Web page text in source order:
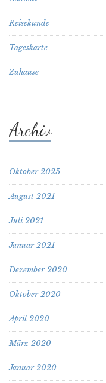
Reisekunde
Tageskarte
Zuhause
Archiv
Oktober 2025
August 2021
Juli 2021
Januar 2021
Dezember 2020
Oktober 2020
April 2020
März 2020
Januar 2020